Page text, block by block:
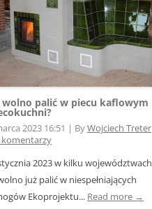
wolno palić w piecu kaflowym
2023 16:51 | ByWojciech Treter
komentarzy
2023 w kilku województwach
już palić w niespełniających
Ekoprojektu... Read more →